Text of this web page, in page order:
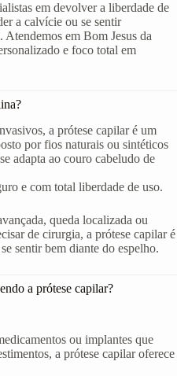
em devolver a liberdade de
a calvície ou se sentir
em Bom Jesus da
e foco total em
a prótese capilar é um
por fios naturais ou sintéticos
adapta ao couro cabeludo de
e com total liberdade de uso.
queda localizada ou
de cirurgia, a prótese capilar é
sentir bem diante do espelho.
a prótese capilar?
ou implantes que
a prótese capilar oferece